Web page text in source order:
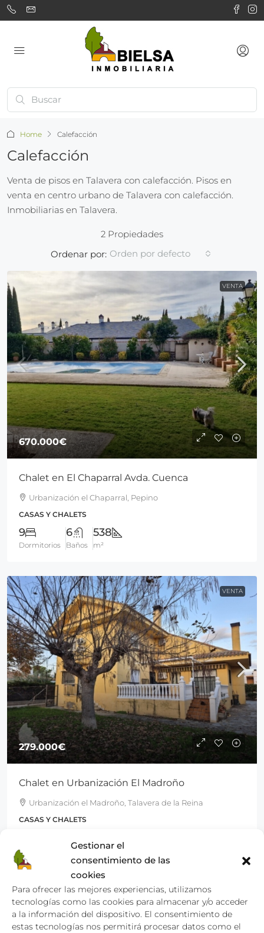
Gestionar el
consentimiento de las
cookies
Para ofrecer las mejores experiencias, utilizamos
tecnologías como las cookies para almacenar y/o acceder
a la información del dispositivo. El consentimiento de
estas tecnologías nos permitirá procesar datos como el
Home Calefacción
Calefacción
Venta de pisos en Talavera con calefacción. Pisos en
venta en centro urbano de Talavera con calefacción.
Inmobiliarias en Talavera.
2 Propiedades
Ordenar por: Orden por defecto
VENTA
670.000€
Chalet en El Chaparral Avda. Cuenca
Urbanización el Chaparral, Pepino
CASAS Y CHALETS
9
Dormitorios
6
Baños
538
m²
VENTA
279.000€
Chalet en Urbanización El Madroño
Urbanización el Madroño, Talavera de la Reina
CASAS Y CHALETS
Dormitorios Baños m²
Tipo de propiead
Comercial